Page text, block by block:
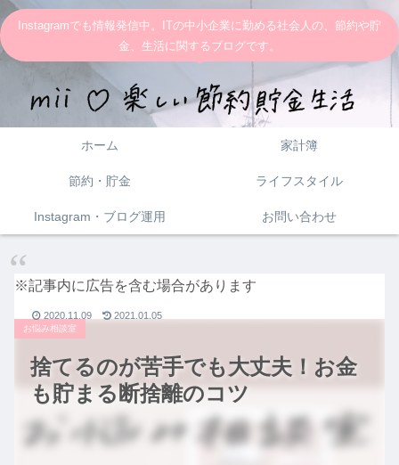
Instagramでも情報発信中。ITの中小企業に勤める社会人の、節約や貯
金、生活に関するブログです。
ホーム 家計簿
節約・貯金 ライフスタイル
Instagram・ブログ運用 お問い合わせ
捨てるのが苦手でも大丈夫！お金
も貯まる断捨離のコツ
※記事内に広告を含む場合があります
お悩み相談室
2020.11.09 2021.01.05